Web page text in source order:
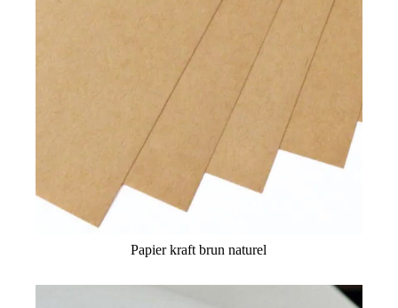
Papier kraft brun naturel